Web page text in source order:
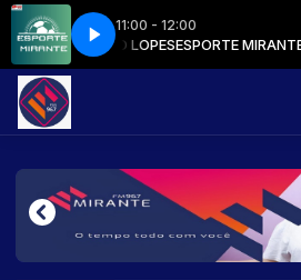
11:00 - 12:00
E VERINALDO LOPESESPORTE MIRANTE